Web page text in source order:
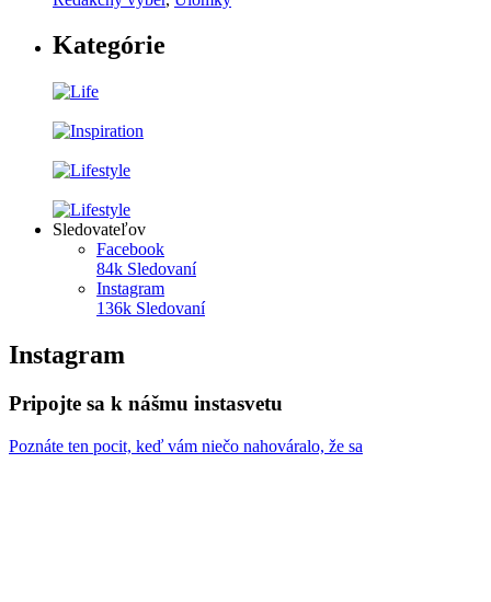
Kategórie
Sledovateľov
Facebook
84k Sledovaní
Instagram
136k Sledovaní
Instagram
Pripojte sa k nášmu instasvetu
Poznáte ten pocit, keď vám niečo nahováralo, že sa